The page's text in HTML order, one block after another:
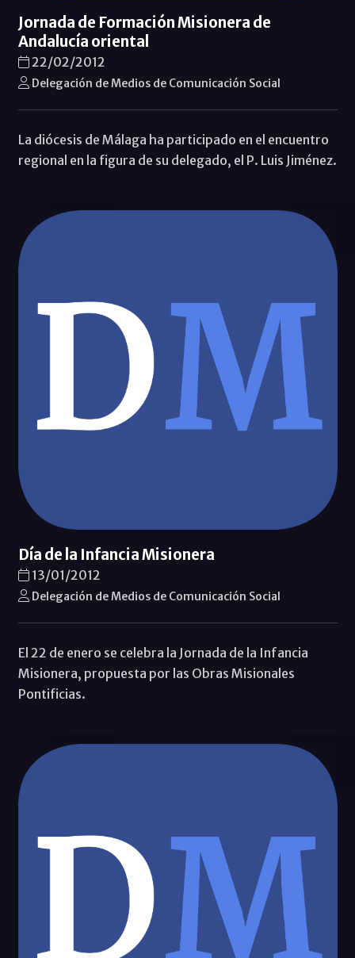
Jornada de Formación Misionera de
Andalucía oriental
22/02/2012
Delegación de Medios de Comunicación Social
La diócesis de Málaga ha participado en el encuentro
regional en la figura de su delegado, el P. Luis Jiménez.
Día de la Infancia Misionera
13/01/2012
Delegación de Medios de Comunicación Social
El 22 de enero se celebra la Jornada de la Infancia
Misionera, propuesta por las Obras Misionales
Pontificias.